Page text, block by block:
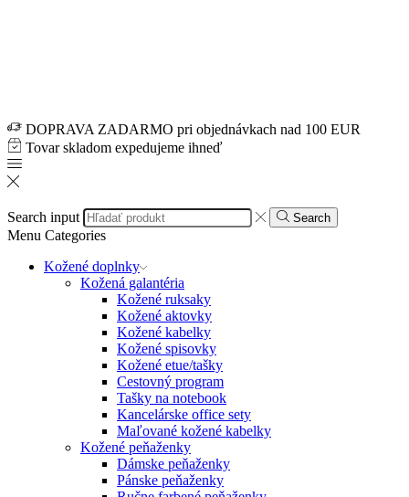
DOPRAVA ZADARMO pri objednávkach nad 100 EUR
Tovar skladom expedujeme ihneď
Search input Search
Menu Categories
Kožené doplnky
Kožená galantéria
Kožené ruksaky
Kožené aktovky
Kožené kabelky
Kožené spisovky
Kožené etue/tašky
Cestovný program
Tašky na notebook
Kancelárske office sety
Maľované kožené kabelky
Kožené peňaženky
Dámske peňaženky
Pánske peňaženky